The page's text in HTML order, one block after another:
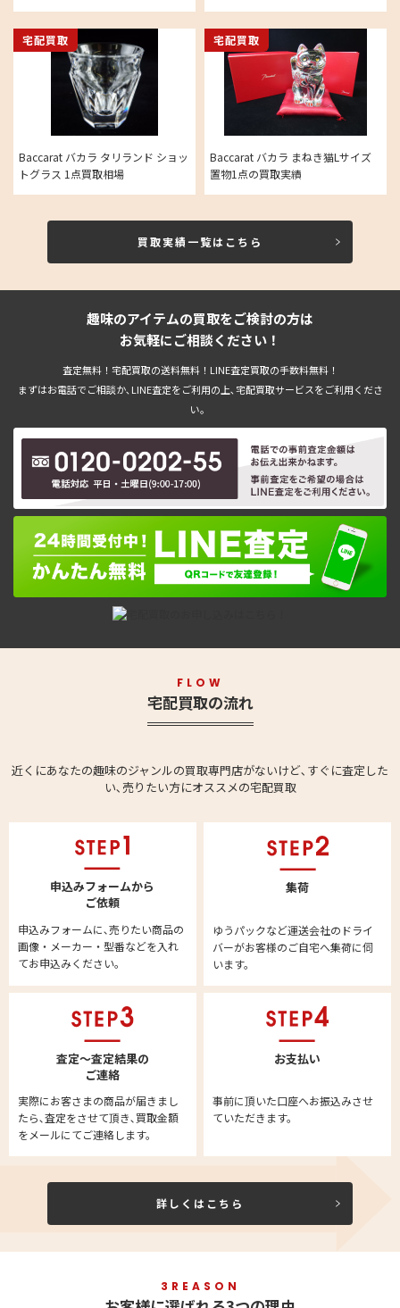
Baccarat バカラ タリランド ショッ
トグラス 1点買取相場
宅配買取
Baccarat バカラ まねき猫Lサイズ
置物1点の買取実績
宅配買取
買取実績一覧はこちら
趣味のアイテムの買取をご検討の方は
お気軽にご相談ください！
査定無料！宅配買取の送料無料！LINE査定買取の手数料無料！
まずはお電話でご相談か､LINE査定をご利用の上､宅配買取サービスをご利用くださ
い。
FLOW
宅配買取の流れ
近くにあなたの趣味のジャンルの買取専門店がないけど､すぐに査定した
い､売りたい方にオススメの宅配買取
申込みフォームから
ご依頼
申込みフォームに､売りたい商品の
画像・メーカー・型番などを入れ
てお申込みください。
集荷
ゆうパックなど運送会社のドライ
バーがお客様のご自宅へ集荷に伺
います。
査定～査定結果の
ご連絡
実際にお客さまの商品が届きまし
たら､査定をさせて頂き､買取金額
をメールにてご連絡します。
お支払い
事前に頂いた口座へお振込みさせ
ていただきます。
詳しくはこちら
3REASON